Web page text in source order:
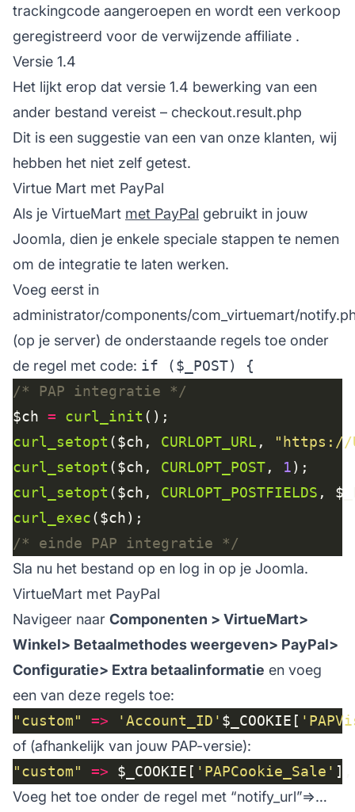
trackingcode aangeroepen en wordt een verkoop
geregistreerd voor de verwijzende affiliate .
Versie 1.4
Het lijkt erop dat versie 1.4 bewerking van een
ander bestand vereist – checkout.result.php
Dit is een suggestie van een van onze klanten, wij
hebben het niet zelf getest.
Virtue Mart met PayPal
Als je VirtueMart met PayPal gebruikt in jouw
Joomla, dien je enkele speciale stappen te nemen
om de integratie te laten werken.
Voeg eerst in
administrator/components/com_virtuemart/
(op je server) de onderstaande regels toe onder
de regel met code: if ($_POST) {
/* PAP integratie */
$ch = curl_init
curl_setopt ($ch, CURLOPT_URL ,
"https://
curl_setopt ($ch, CURLOPT_POST, 1
curl_setopt ($ch, CURLOPT_POSTFIELDS
curl_exec
/* einde PAP integratie */
Sla nu het bestand op en log in op je Joomla.
VirtueMart met PayPal
Navigeer naar Componenten > VirtueMart>
Winkel> Betaalmethodes weergeven> PayPal>
Configuratie> Extra betaalinformatie en voeg
een van deze regels toe:
"custom"
=> 'Account_ID' $_COOKIE[
of (afhankelijk van jouw PAP-versie):
"custom"
=> $_COOKIE[ 'PAPCookie_Sale'
Voeg het toe onder de regel met “notify_url”=>…